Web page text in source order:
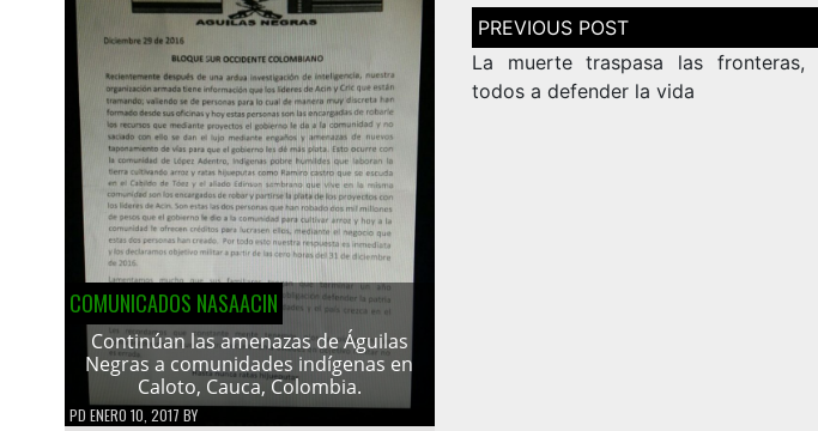
COMUNICADOS NASAACIN
Continúan las amenazas de Águilas
Negras a comunidades indígenas en
Caloto, Cauca, Colombia.
PD ENERO 10, 2017 BY
Navegación
de
entradas
La muerte traspasa las fronteras,
todos a defender la vida